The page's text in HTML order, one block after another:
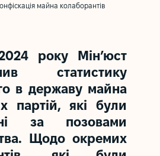
майна колаборантів
року Мін’юст
статистику
в державу майна
партій, які були
за позовами
Щодо окремих